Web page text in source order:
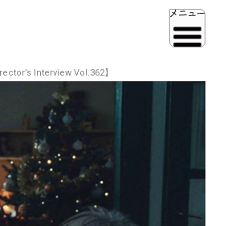
Interview Vol.362】